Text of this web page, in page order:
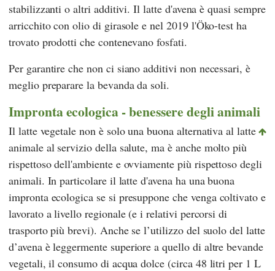
stabilizzanti o altri additivi. Il latte d'avena è quasi sempre
arricchito con olio di girasole e nel 2019 l'Öko-test ha
trovato prodotti che contenevano fosfati.
Per garantire che non ci siano additivi non necessari, è
meglio preparare la bevanda da soli.
Impronta ecologica - benessere degli animali
Il latte vegetale non è solo una buona alternativa al latte
animale al servizio della salute, ma è anche molto più
rispettoso dell'ambiente e ovviamente più rispettoso degli
animali. In particolare il latte d'avena ha una buona
impronta ecologica se si presuppone che venga coltivato e
lavorato a livello regionale (e i relativi percorsi di
trasporto più brevi). Anche se l’utilizzo del suolo del latte
d’avena è leggermente superiore a quello di altre bevande
vegetali, il consumo di acqua dolce (circa 48 litri per 1 L